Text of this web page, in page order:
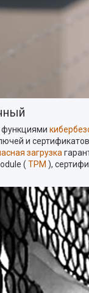
функциями
и
загрузка
( TPM ),